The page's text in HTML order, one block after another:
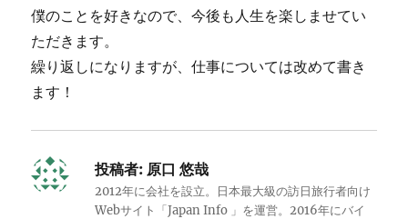
僕のことを好きなので、今後も人生を楽しませてい
ただきます。
繰り返しになりますが、仕事については改めて書き
ます！
投稿者: 原口 悠哉
2012年に会社を設立。日本最大級の訪日旅行者向け
Webサイト「Japan Info 」を運営。2016年にバイ